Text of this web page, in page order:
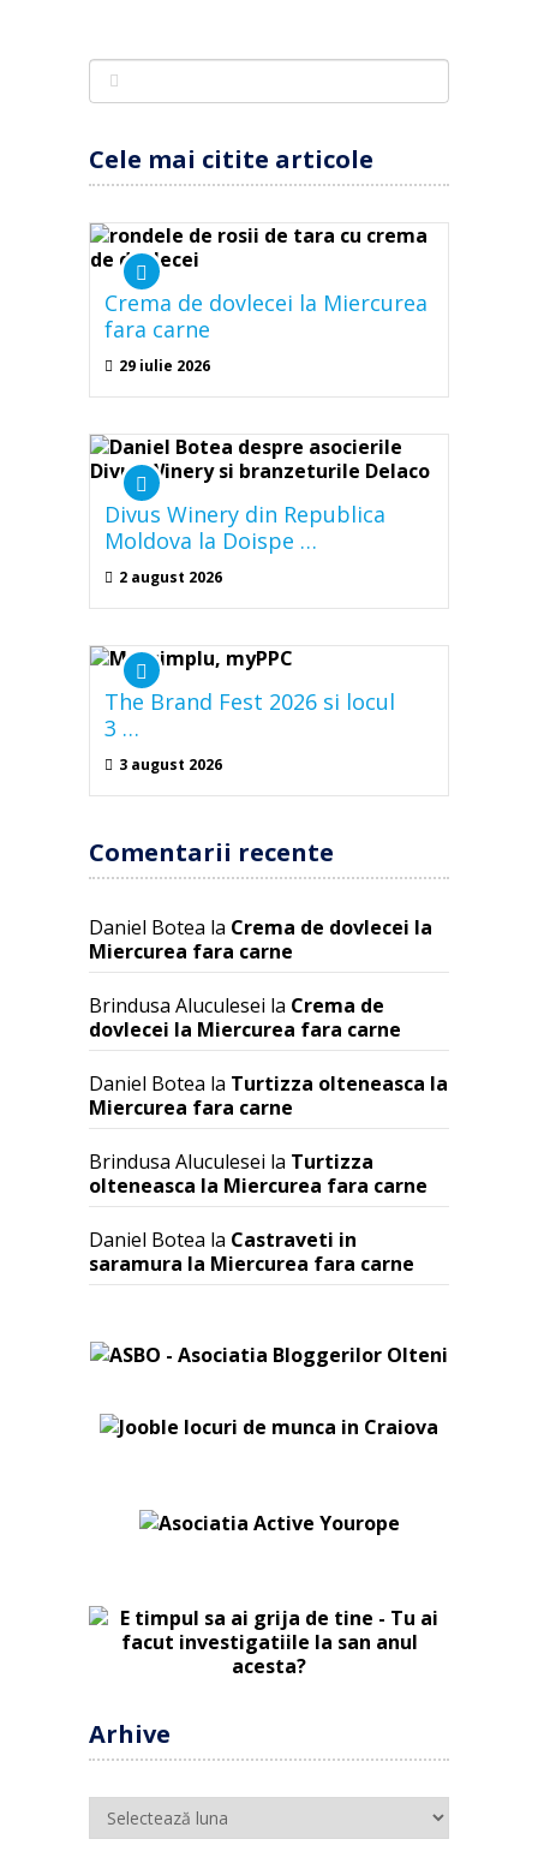
Cele mai citite articole
Crema de dovlecei la Miercurea
fara carne
29 iulie 2026
Divus Winery din Republica
Moldova la Doispe …
2 august 2026
The Brand Fest 2026 si locul
3 …
3 august 2026
Comentarii recente
Daniel Botea la Crema de dovlecei la
Miercurea fara carne
Brindusa Aluculesei la Crema de
dovlecei la Miercurea fara carne
Daniel Botea la Turtizza olteneasca la
Miercurea fara carne
Brindusa Aluculesei la Turtizza
olteneasca la Miercurea fara carne
Daniel Botea la Castraveti in
saramura la Miercurea fara carne
Arhive
Arhive